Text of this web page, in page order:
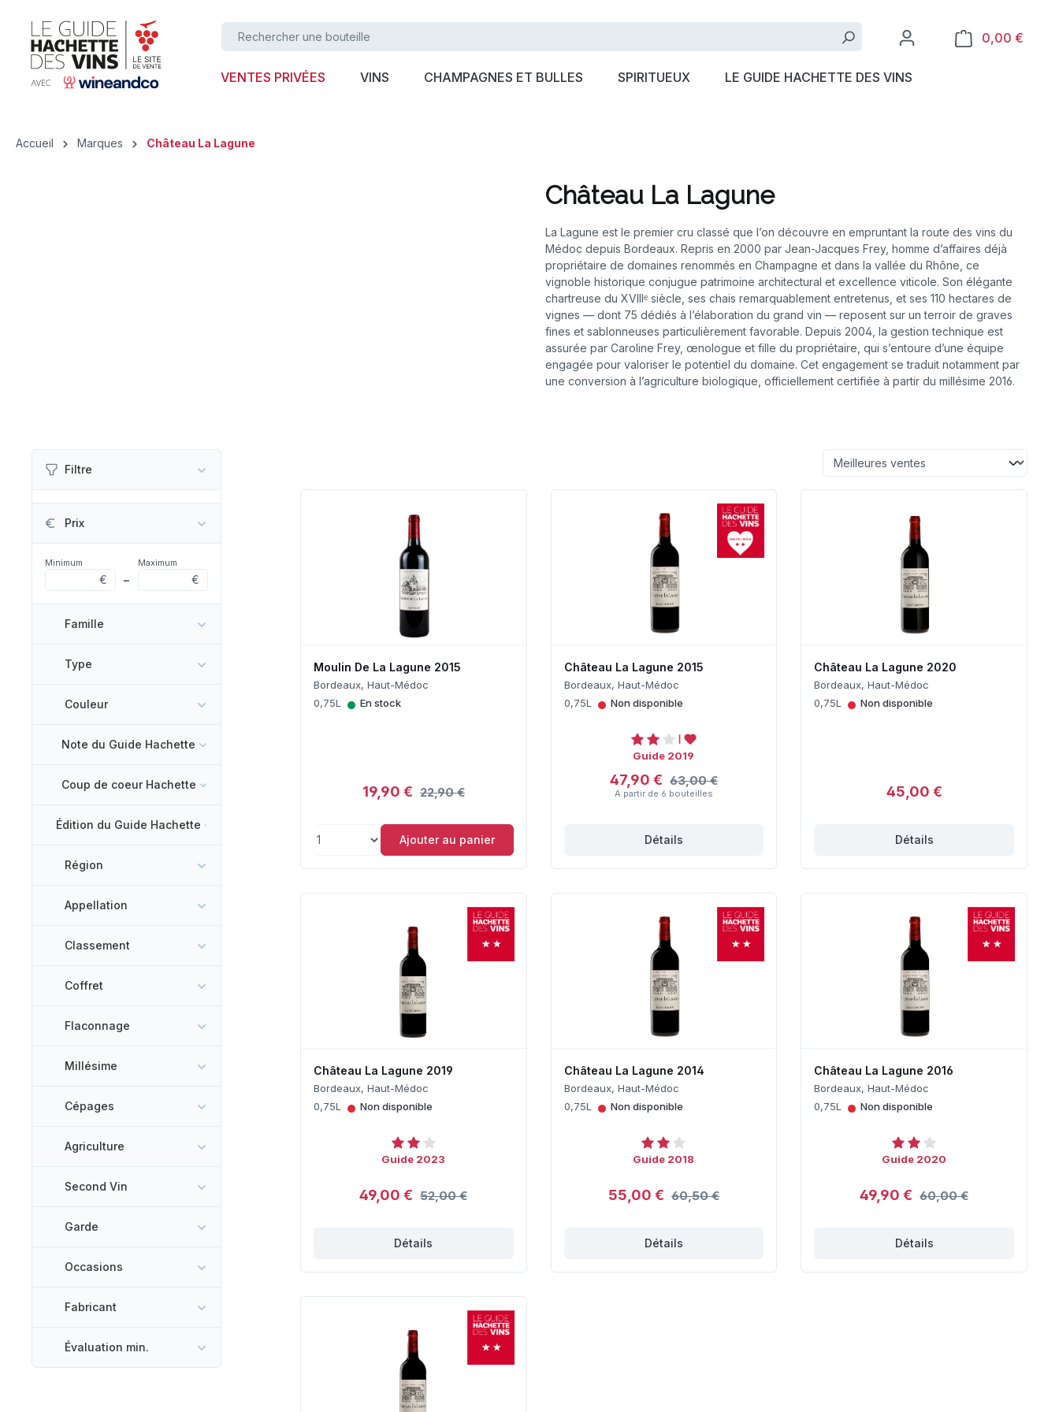
0,00 €
VENTES PRIVÉES VINS CHAMPAGNES ET BULLES SPIRITUEUX LE GUIDE HACHETTE DES VINS
Accueil Marques Château La Lagune
Château La Lagune
La Lagune est le premier cru classé que l’on découvre en empruntant la route des vins du
Médoc depuis Bordeaux. Repris en 2000 par Jean-Jacques Frey, homme d’affaires déjà
propriétaire de domaines renommés en Champagne et dans la vallée du Rhône, ce
vignoble historique conjugue patrimoine architectural et excellence viticole. Son élégante
chartreuse du XVIIIᵉ siècle, ses chais remarquablement entretenus, et ses 110 hectares de
vignes — dont 75 dédiés à l’élaboration du grand vin — reposent sur un terroir de graves
fines et sablonneuses particulièrement favorable. Depuis 2004, la gestion technique est
assurée par Caroline Frey, œnologue et fille du propriétaire, qui s’entoure d’une équipe
engagée pour valoriser le potentiel du domaine. Cet engagement se traduit notamment par
une conversion à l’agriculture biologique, officiellement certifiée à partir du millésime 2016.
Filtre
Prix
Minimum
€ –
Maximum
€
Famille
Type
Couleur
Note du Guide Hachette
Coup de coeur Hachette
Édition du Guide Hachette
Région
Appellation
Classement
Coffret
Flaconnage
Millésime
Cépages
Agriculture
Second Vin
Garde
Occasions
Fabricant
Évaluation min.
Moulin De La Lagune 2015
Bordeaux, Haut-Médoc
0,75L
• En stock
19,90 € 22,90 €
Ajouter au panier
Château La Lagune 2015
Bordeaux, Haut-Médoc
0,75L
• Non disponible
Guide 2019
47,90 € 63,00 €
A partir de 6 bouteilles
Détails
Château La Lagune 2020
Bordeaux, Haut-Médoc
0,75L
• Non disponible
45,00 €
Détails
Château La Lagune 2019
Bordeaux, Haut-Médoc
0,75L
• Non disponible
Guide 2023
49,00 € 52,00 €
Détails
Château La Lagune 2014
Bordeaux, Haut-Médoc
0,75L
• Non disponible
Guide 2018
55,00 € 60,50 €
Détails
Château La Lagune 2016
Bordeaux, Haut-Médoc
0,75L
• Non disponible
Guide 2020
49,90 € 60,00 €
Détails